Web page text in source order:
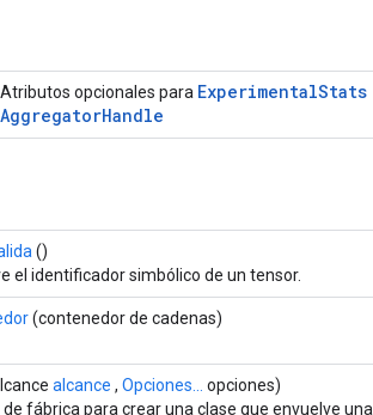
Atributos opcionales para ExperimentalStats
AggregatorHandle
()
el identificador simbólico de un tensor.
(contenedor de cadenas)
alcance , Opciones...
opciones)
de fábrica para crear una clase que envuelve una